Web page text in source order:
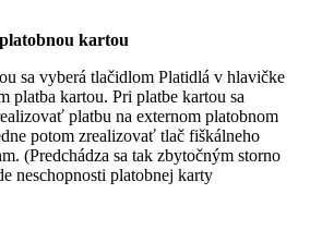
kartou
sa vyberá tlačidlom Platidlá v hlavičke
platba kartou. Pri platbe kartou sa
platbu na externom platobnom
potom zrealizovať tlač fiškálneho
(Predchádza sa tak zbytočným storno
neschopnosti platobnej karty